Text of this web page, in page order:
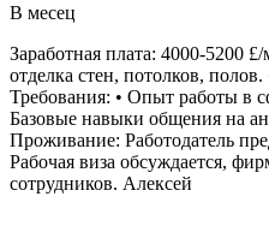
В месец
Заработная плата: 4000-5200
отделка стен, потолков,
Требования: • Опыт работы в
Базовые навыки общения на
Проживание: Работодатель
Рабочая виза обсуждается,
сотрудников. Алексей